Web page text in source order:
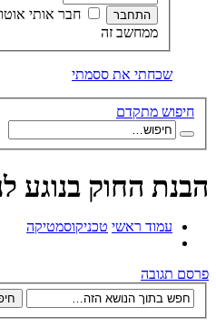
חבר אותי
ממחשב זה
שכחתי את ססמתי
חיפוש מתקדם
הבנת החוק בנוגע
עמוד ראשי טכניקוסמטיקה
פרסם תגובה